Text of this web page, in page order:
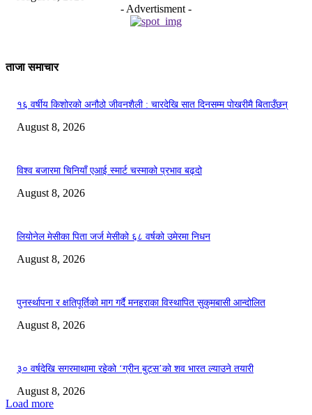
- Advertisment -
ताजा समाचार
१६ वर्षीय किशोरको अनौठो जीवनशैली : चारदेखि सात दिनसम्म पोखरीमै बिताउँछन्
August 8, 2026
विश्व बजारमा चिनियाँ एआई स्मार्ट चस्माको प्रभाव बढ्दो
August 8, 2026
लियोनेल मेसीका पिता जर्ज मेसीको ६८ वर्षको उमेरमा निधन
August 8, 2026
पुनर्स्थापना र क्षतिपूर्तिको माग गर्दै मनहराका विस्थापित सुकुमबासी आन्दोलित
August 8, 2026
३० वर्षदेखि सगरमाथामा रहेको ‘ग्रीन बुट्स’को शव भारत ल्याउने तयारी
August 8, 2026
Load more